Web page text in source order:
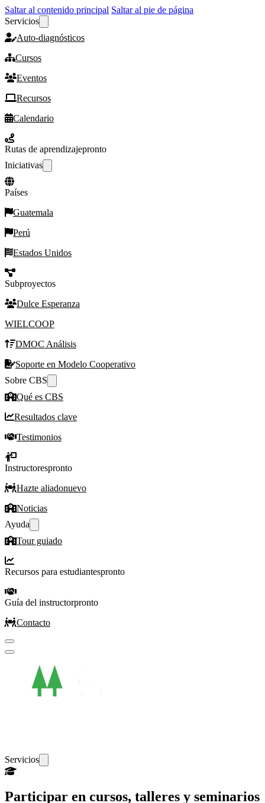
Saltar al contenido principal Saltar al pie de página
Servicios
Auto-diagnósticos
Cursos
Eventos
Recursos
Calendario
Rutas de aprendizajepronto
Iniciativas
Países
Guatemala
Perú
Estados Unidos
Subproyectos
Dulce Esperanza
WIELCOOP
DMOC Análisis
Soporte en Modelo Cooperativo
Sobre CBS
Qué es CBS
Resultados clave
Testimonios
Instructorespronto
Hazte aliadonuevo
Noticias
Ayuda
Tour guiado
Recursos para estudiantespronto
Guía del instructorpronto
Contacto
Servicios
Participar en cursos, talleres y seminarios